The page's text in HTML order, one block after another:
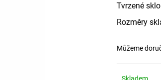
Tvrzené
Rozměry
Můžeme
Skladem